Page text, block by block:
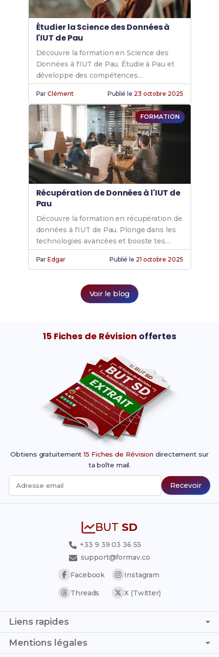
Étudier la Science des Données à
l'IUT de Pau
Découvre la formation en Science des
Données à l'IUT de Pau. Étudie à Pau et
développe des compétences
recherchées en analyse et gestion des
données.
ParClément Publié le 23 octobre 2025
FORMATION
Récupération de Données à l'IUT de
Pau
Découvre la formation en récupération de
données à l'IUT de Pau. Plonge dans les
technologies avancées et booste tes
compétences pour une carrière réussie.
ParEdgar Publié le 21 octobre 2025
Voir le blog
15 Fiches de Révision offertes
Obtiens gratuitement15 Fiches de Révision directement sur
ta boîte mail.
Adresse email Recevoir
BUT SD
+33 9 39 03 36 55
support@formav.co
Facebook
Instagram
Threads X (Twitter)
Liens rapides
Page d'accueil
Trouver son stage
Mentions légales